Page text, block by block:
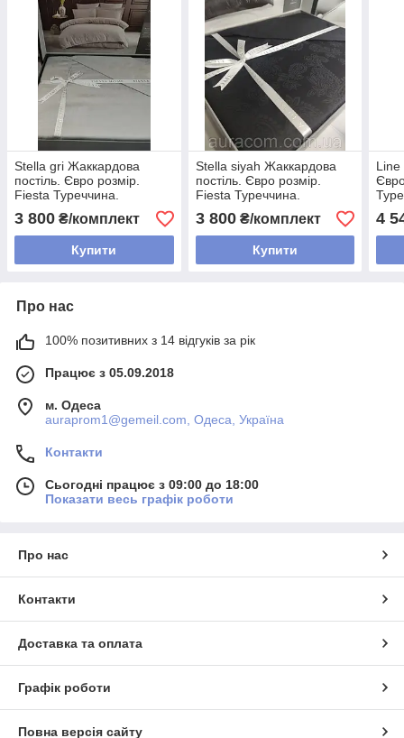
Stella gri Жаккардова
постіль. Євро розмір.
Fiesta Туреччина.
3 800 ₴/комплект
Купити
Stella siyah Жаккардова
постіль. Євро розмір.
Fiesta Туреччина.
3 800₴/комплект
Купити
Line
4
Про нас
100% позитивних з 14 відгуків за рік
Працює з 05.09.2018
м. Одеса
auraprom1@gemeil.com, Одеса, Україна
Контакти
Сьогодні працює з 09:00 до 18:00
Показати весь графік роботи
Про нас
Контакти
Доставка та оплата
Графік роботи
Повна версія сайту